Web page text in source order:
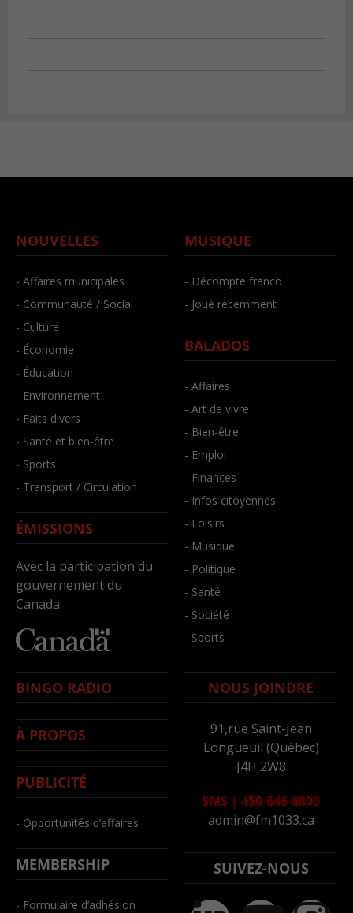
NOUVELLES
- Affaires municipales
- Communauté / Social
- Culture
- Économie
- Éducation
- Environnement
- Faits divers
- Santé et bien-être
- Sports
- Transport / Circulation
ÉMISSIONS
Avec la participation du
gouvernement du
Canada
MUSIQUE
- Décompte franco
- Joué récemment
BALADOS
- Affaires
- Art de vivre
- Bien-être
- Emploi
- Finances
- Infos citoyennes
- Loisirs
- Musique
- Politique
- Santé
- Société
- Sports
BINGO RADIO
À PROPOS
PUBLICITÉ
- Opportunités d’affaires
MEMBERSHIP
- Formulaire d’adhésion
NOUS JOINDRE
91,rue Saint-Jean
Longueuil (Québec)
J4H 2W8
SMS | 450-646-6800
admin@fm1033.ca
SUIVEZ-NOUS